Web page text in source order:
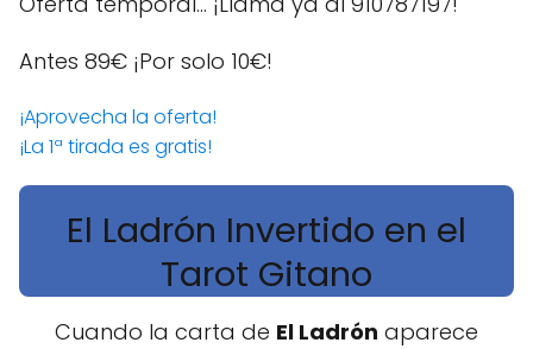
Antes 89€ ¡Por solo 10€!
¡Aprovecha la oferta!
¡La 1ª tirada es gratis!
El Ladrón Invertido en el
Tarot Gitano
Cuando la carta de El Ladrón aparece